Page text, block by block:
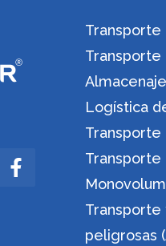
Logística
Transporte
Transporte
peligrosas